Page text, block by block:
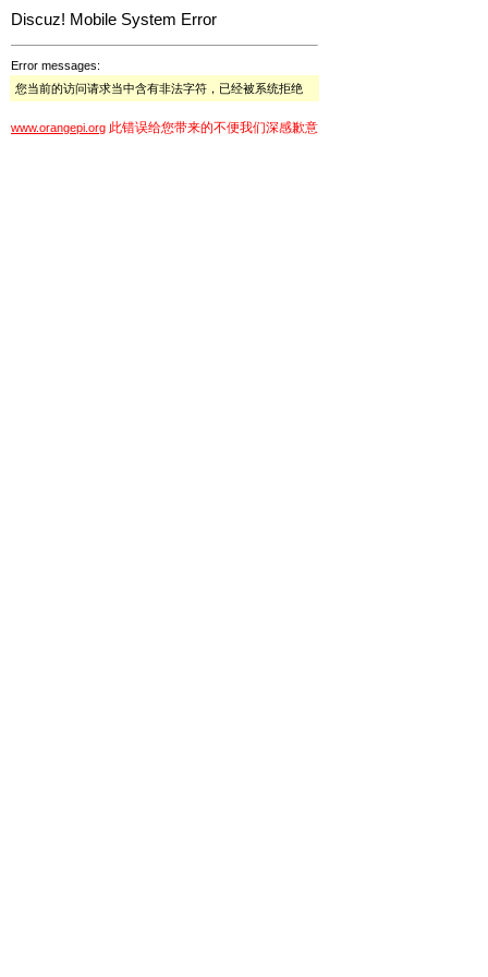
Discuz! Mobile System Error
Error messages:
您当前的访问请求当中含有非法字符，已经被系统拒绝
www.orangepi.org 此错误给您带来的不便我们深感歉意